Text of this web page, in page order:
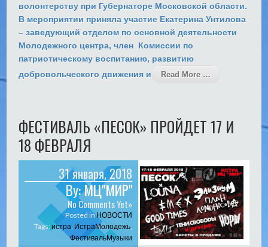
волонтерству при Губернаторе Московской области.
В мероприятии приняла участие Екатерина Унтилова
– заведующий отделом по основной деятельности
Молодежного центра, член Комиссии по
патриотическому воспитанию, развитию
добровольческого движения и
Read More …
ФЕСТИВАЛЬ «ПЕСОК» ПРОЙДЕТ 17 И
18 ФЕВРАЛЯ
31 января, 2018
By:МЦ"МИР"
No Comments Yet»
Posted inНОВОСТИ
Tags:истра ИстраМолодежь
ФестивальМузыки